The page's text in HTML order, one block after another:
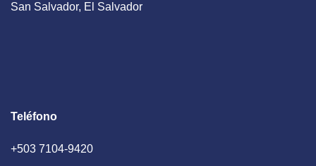
San Salvador, El Salvador
Teléfono
+503 7104-9420